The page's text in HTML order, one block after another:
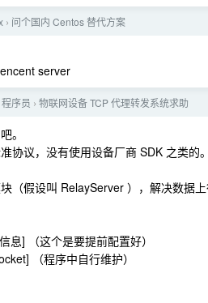
› 问个国内 Centos 替代方案
server
程序员 › 物联网设备 TCP 代理转发系统求助
。
协议，没有使用设备厂商 SDK 之类的。
（假设叫 RelayServer ），解决数据上
息] （这个是要提前配置好）
（程序中自行维护）